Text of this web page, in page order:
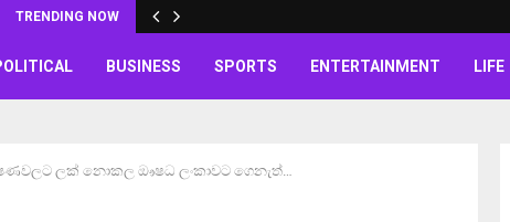
TRENDING NOW
BUSINESS SPORTS ENTERTAINMENT LIFE
ලක් නොකල ඖෂධ ලංකාවට ගෙනැත්…